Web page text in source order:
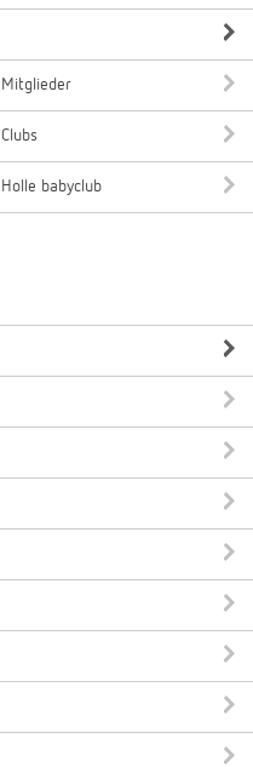
Mitglieder
Clubs
Holle babyclub